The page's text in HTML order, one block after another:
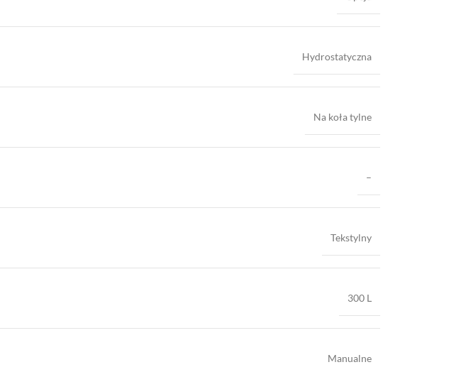
Hydrostatyczna
Na koła tylne
–
Tekstylny
300 L
Manualne